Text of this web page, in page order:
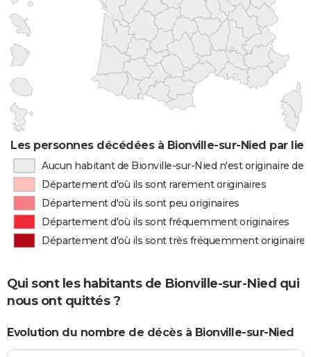
Les personnes décédées à Bionville-sur-Nied par
Aucun habitant de Bionville-sur-Nied n'est originaire de
Département d'où ils sont rarement originaires
Département d'où ils sont peu originaires
Département d'où ils sont fréquemment originaires
Département d'où ils sont très fréquemment originaires
Qui sont les habitants de Bionville-sur-Nied qui
nous ont quittés ?
Evolution du nombre de décès à Bionville-sur-Nied